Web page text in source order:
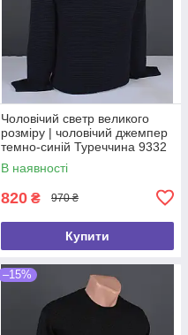
Чоловічий светр великого
розміру | чоловічий джемпер
темно-синій Туреччина 9332
Б
В наявності
820 ₴ 970 ₴
Купити
–15%